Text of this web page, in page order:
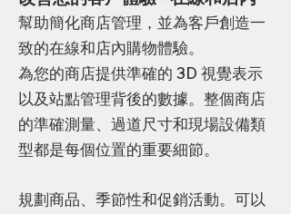
幫助簡化商店管理，並為客戶創造一
致的在線和店內購物體驗。
為您的商店提供準確的 3D 視覺表示
以及站點管理背後的數據。整個商店
的準確測量、過道尺寸和現場設備類
型都是每個位置的重要細節。
規劃商品、季節性和促銷活動。可以